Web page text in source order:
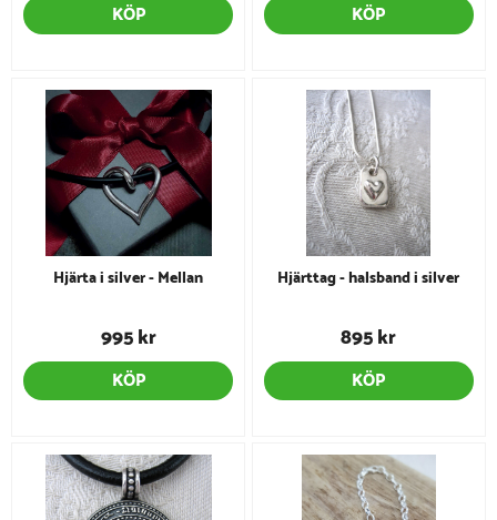
KÖP KÖP
Hjärta i silver - Mellan
995 kr
KÖP
Hjärttag - halsband i silver
895 kr
KÖP